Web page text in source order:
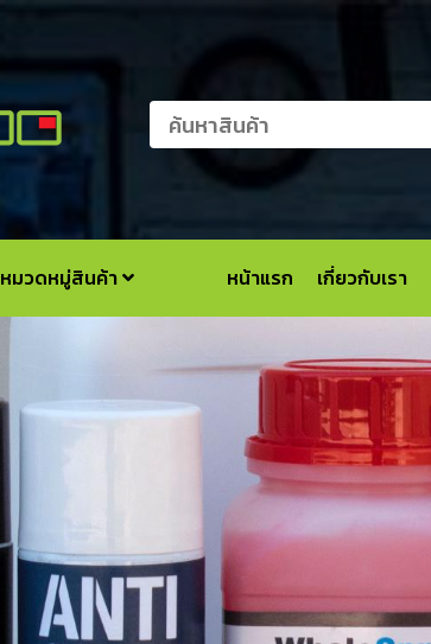
หมวดหมู่สินค้า หน้าแรก เกี่ยวกับเรา